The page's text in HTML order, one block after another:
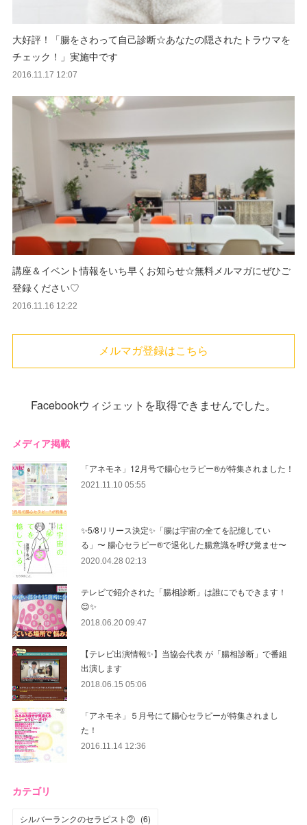
大好評！「腸をさわって自己診断☆あなたの隠されたトラウマを
チェック！」実施中です
2016.11.17 12:07
講座＆イベント情報をいち早くお知らせ☆無料メルマガにぜひご
登録ください♡
2016.11.16 12:22
メルマガ登録はこちら
Facebookウィジェットを取得できませんでした。
メディア掲載
「アネモネ」12月号で腸心セラピー®︎が特集されました！
2021.11.10 05:55
✨5/8リリース決定✨「腸は宇宙の全てを記憶してい
る」〜 腸心セラピー®︎で退化した腸意識を呼び覚ませ〜
2020.04.28 02:13
テレビで紹介された「腸相診断」は誰にでもできます！
😊✨
2018.06.20 09:47
【テレビ出演情報✨】当協会代表 が「腸相診断」で番組
出演します
2018.06.15 05:06
「アネモネ」５月号にて腸心セラピーが特集されまし
た！
2016.11.14 12:36
カテゴリ
シルバーランクのセラピスト② (6)